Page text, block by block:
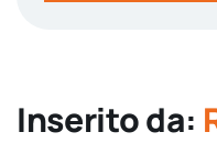
Inserito da: